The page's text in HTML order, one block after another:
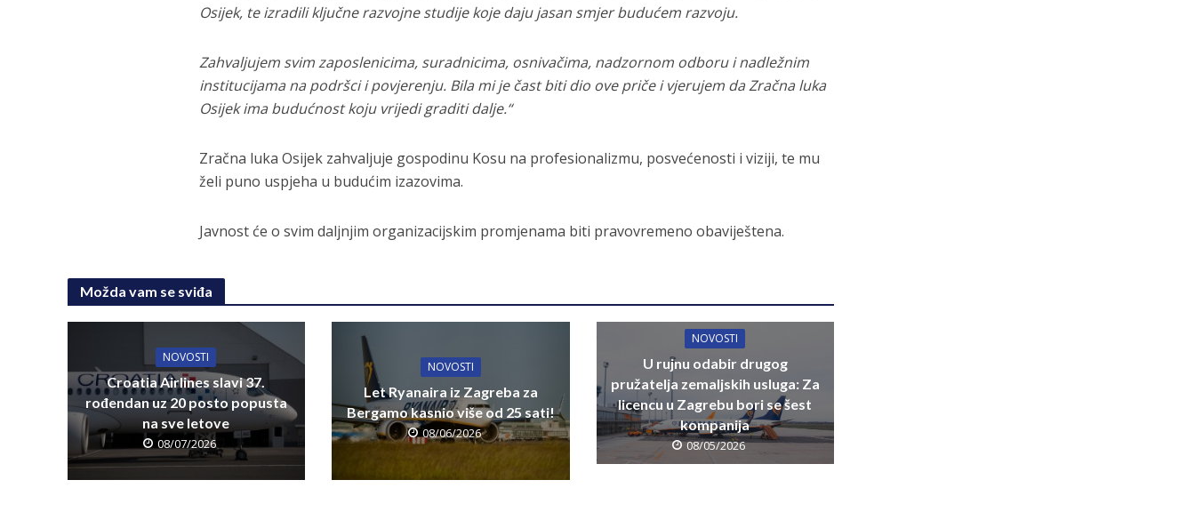
Osijek, te izradili ključne razvojne studije koje daju jasan smjer budućem razvoju.
Zahvaljujem svim zaposlenicima, suradnicima, osnivačima, nadzornom odboru i nadležnim
institucijama na podršci i povjerenju. Bila mi je čast biti dio ove priče i vjerujem da Zračna luka
Osijek ima budućnost koju vrijedi graditi dalje.“
Zračna luka Osijek zahvaljuje gospodinu Kosu na profesionalizmu, posvećenosti i viziji, te mu
želi puno uspjeha u budućim izazovima.
Javnost će o svim daljnjim organizacijskim promjenama biti pravovremeno obaviještena.
Možda vam se sviđa
NOVOSTI
Croatia Airlines slavi 37.
rođendan uz 20 posto popusta
na sve letove
08/07/2026
NOVOSTI
Let Ryanaira iz Zagreba za
Bergamo kasnio više od 25 sati!
08/06/2026
NOVOSTI
U rujnu odabir drugog
pružatelja zemaljskih usluga: Za
licencu u Zagrebu bori se šest
kompanija
08/05/2026